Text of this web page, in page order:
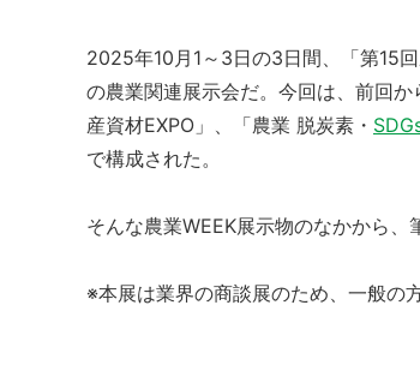
2025年10月1～3日の3日間、「第15
の農業関連展示会だ。今回は、前回
産資材EXPO」、「農業 脱炭素・
で構成された。
そんな農業WEEK展示物のなかから、
※本展は業界の商談展のため、一般の